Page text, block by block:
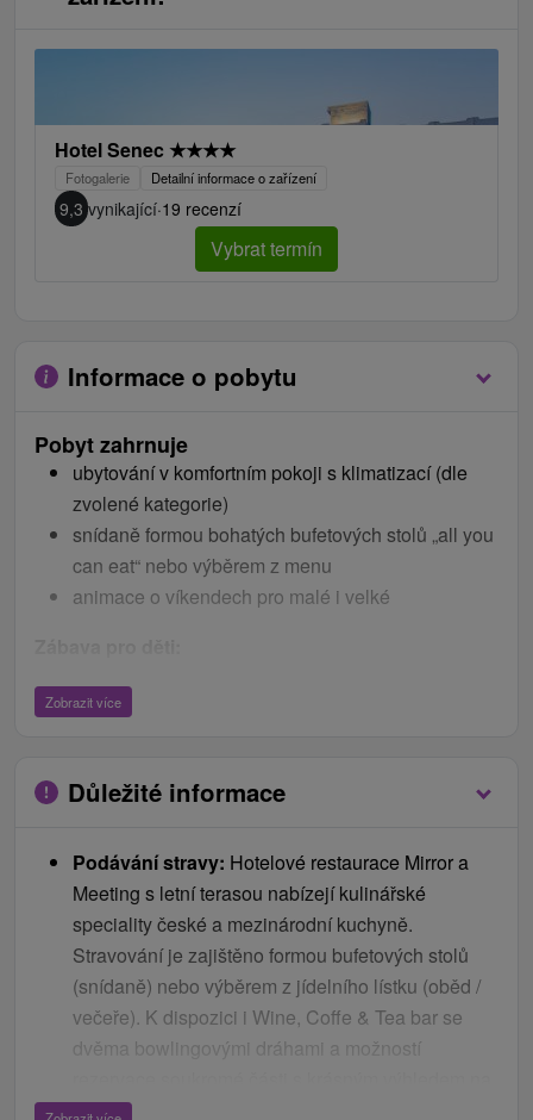
Hotel Senec ★★★★
Fotogalerie Detailní informace o zařízení
9,3 vynikající·19 recenzí
Vybrat termín
Informace o pobytu
Pobyt zahrnuje
ubytování v komfortním pokoji s klimatizací (dle
zvolené kategorie)
snídaně formou bohatých bufetových stolů „all you
can eat“ nebo výběrem z menu
animace o víkendech pro malé i velké
Neomezený vstup do dětského světa MiniMe pro
žetonů na air hockey nebo stolní fotbal
víkendech
A navíc v ceně:
Bezplatné parkování
WiFi připojení
Neomezený vstup do Aquaparku Senec, který
Relaxační bazén o teplotě 30 – 32°C
Zobrazit více
Důležité informace
Podávání stravy: Hotelové restaurace Mirror a
Meeting s letní terasou nabízejí kulinářské
speciality české a mezinárodní kuchyně.
Stravování je zajištěno formou bufetových stolů
(snídaně) nebo výběrem z jídelního lístku (oběd /
večeře). K dispozici i Wine, Coffe & Tea bar se
dvěma bowlingovými dráhami a možností
jezero, Pool bar s občerstvením i kulinářské studio